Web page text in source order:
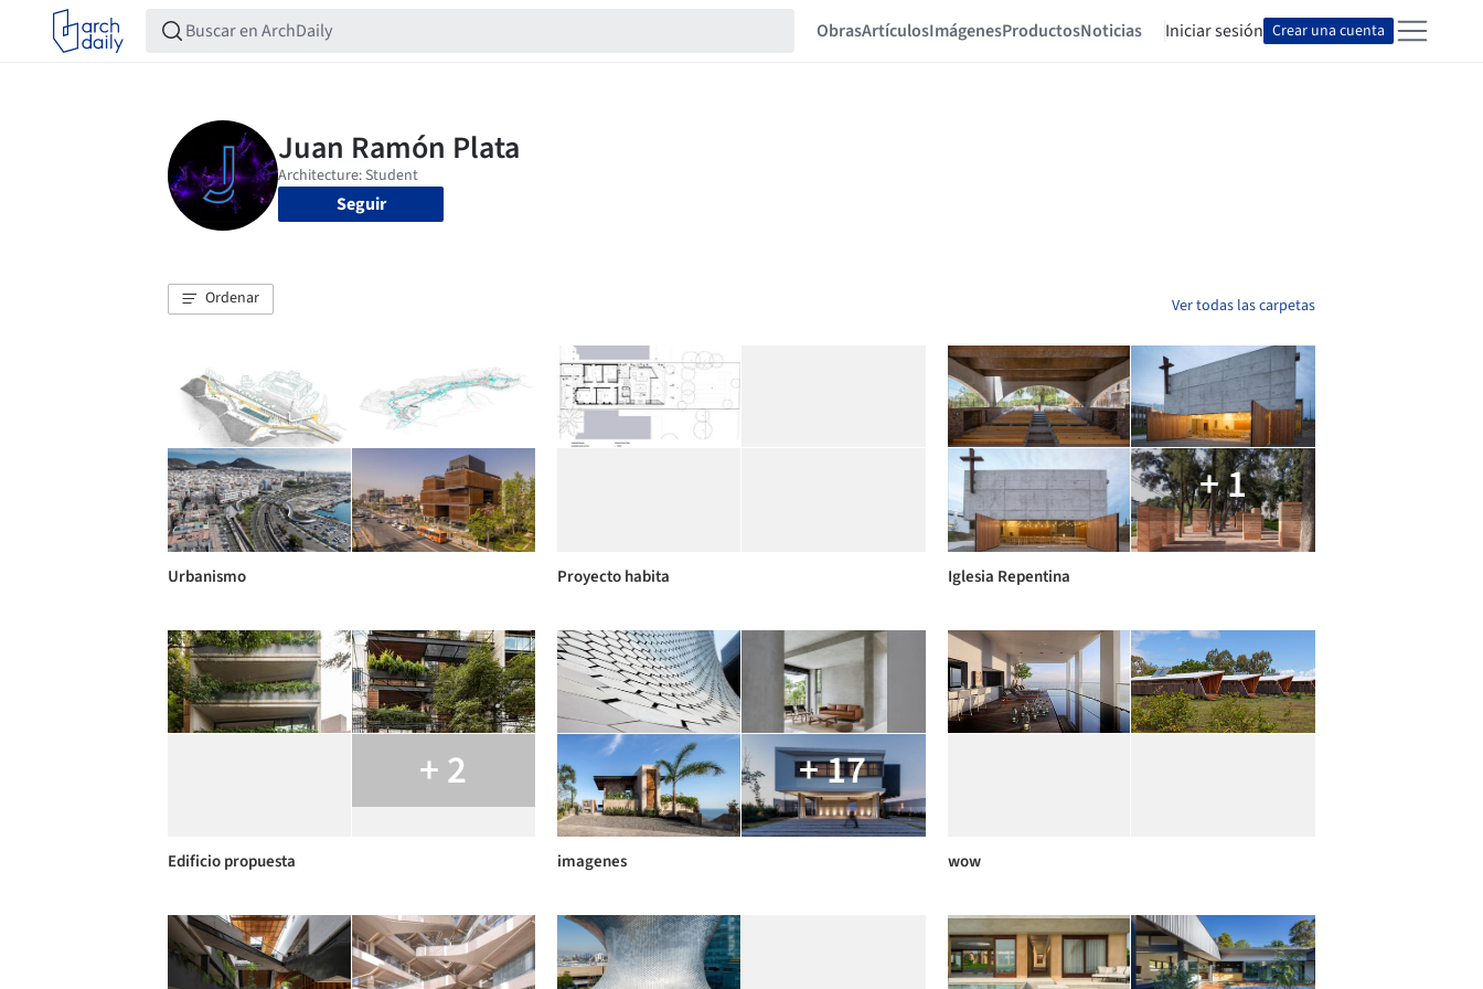
ObrasArtículosImágenesProductosNoticias Iniciar sesión Crear una cuenta
Seguir
Ordenar Ver todas las carpetas
Urbanismo Proyecto habita
+ 1
Iglesia Repentina
+ 2
Edificio propuesta
+ 17
imagenes wow